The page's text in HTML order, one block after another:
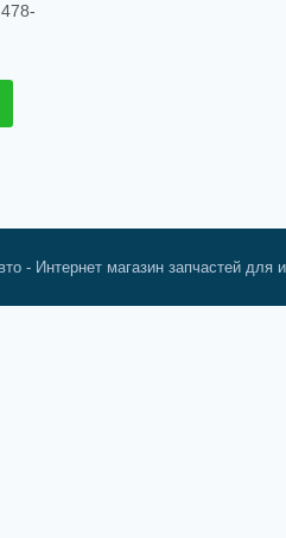
- Интернет магазин запчастей для